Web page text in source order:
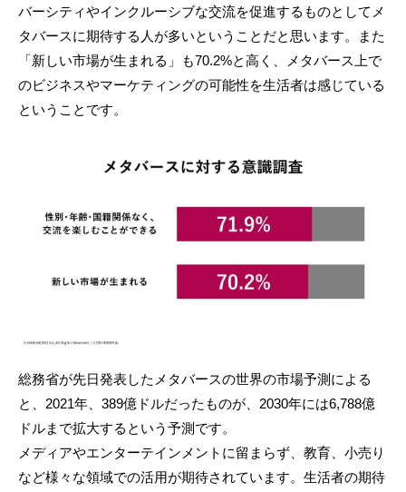
バーシティやインクルーシブな交流を促進するものとしてメ
タバースに期待する人が多いということだと思います。また
「新しい市場が生まれる」も70.2%と高く、メタバース上で
のビジネスやマーケティングの可能性を生活者は感じている
ということです。
総務省が先日発表したメタバースの世界の市場予測による
と、2021年、389億ドルだったものが、2030年には6,788億
ドルまで拡大するという予測です。
メディアやエンターテインメントに留まらず、教育、小売り
など様々な領域での活用が期待されています。生活者の期待